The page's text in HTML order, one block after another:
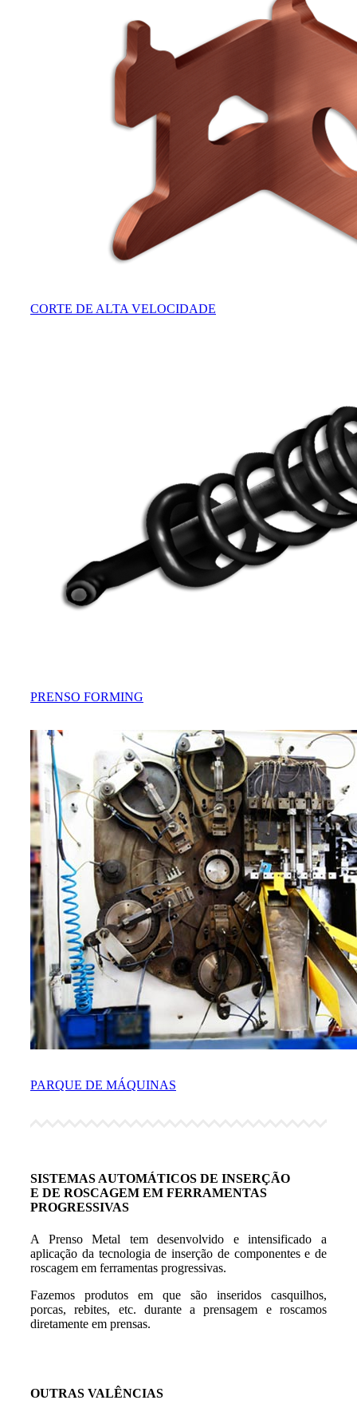
CORTE DE ALTA VELOCIDADE
PRENSO FORMING
PARQUE DE MÁQUINAS
SISTEMAS AUTOMÁTICOS DE INSERÇÃO
E DE ROSCAGEM EM FERRAMENTAS
PROGRESSIVAS
A Prenso Metal tem desenvolvido e intensificado a
aplicação da tecnologia de inserção de componentes e de
roscagem em ferramentas progressivas.
Fazemos produtos em que são inseridos casquilhos,
porcas, rebites, etc. durante a prensagem e roscamos
diretamente em prensas.
OUTRAS VALÊNCIAS